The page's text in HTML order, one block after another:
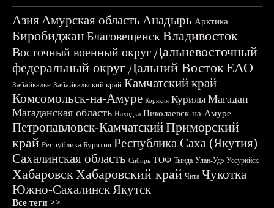
АзияАмурская область Анадырь Арктика
БиробиджанБлаговещенскВладивосток
Восточный военный округДальневосточный
федеральный округДальний ВостокЕАО
Забайкалье Забайкальский край Камчатский край
Комсомольск-на-Амуре Корякия Курилы Магадан
Магаданская область Находка Николаевск-на-Амуре
Петропавловск-КамчатскийПриморский
край Республика Бурятия Республика Саха (Якутия)
Сахалинская область Сибирь ТОФ Тында Улан-Удэ Уссурийск
ХабаровскХабаровский край Чита Чукотка
Южно-СахалинскЯкутск
Все теги >>